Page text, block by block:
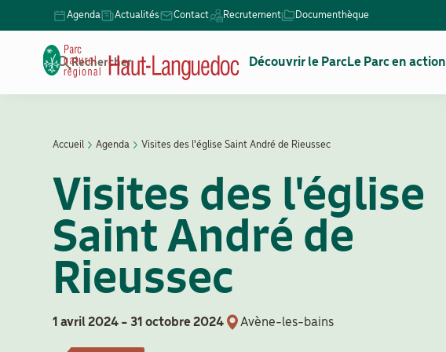
au
contenu
principal
Navigation
Découvrir le ParcLe Parc en action
Rechercher
Secondaire
Agenda Actualités Contact Recrutement Documenthèque
d'Ariane
Accueil Agenda Visites des l'église Saint André de Rieussec
Visites des l'église
Saint André de
Rieussec
1 avril 2024 -31 octobre 2024 Avène-les-bains